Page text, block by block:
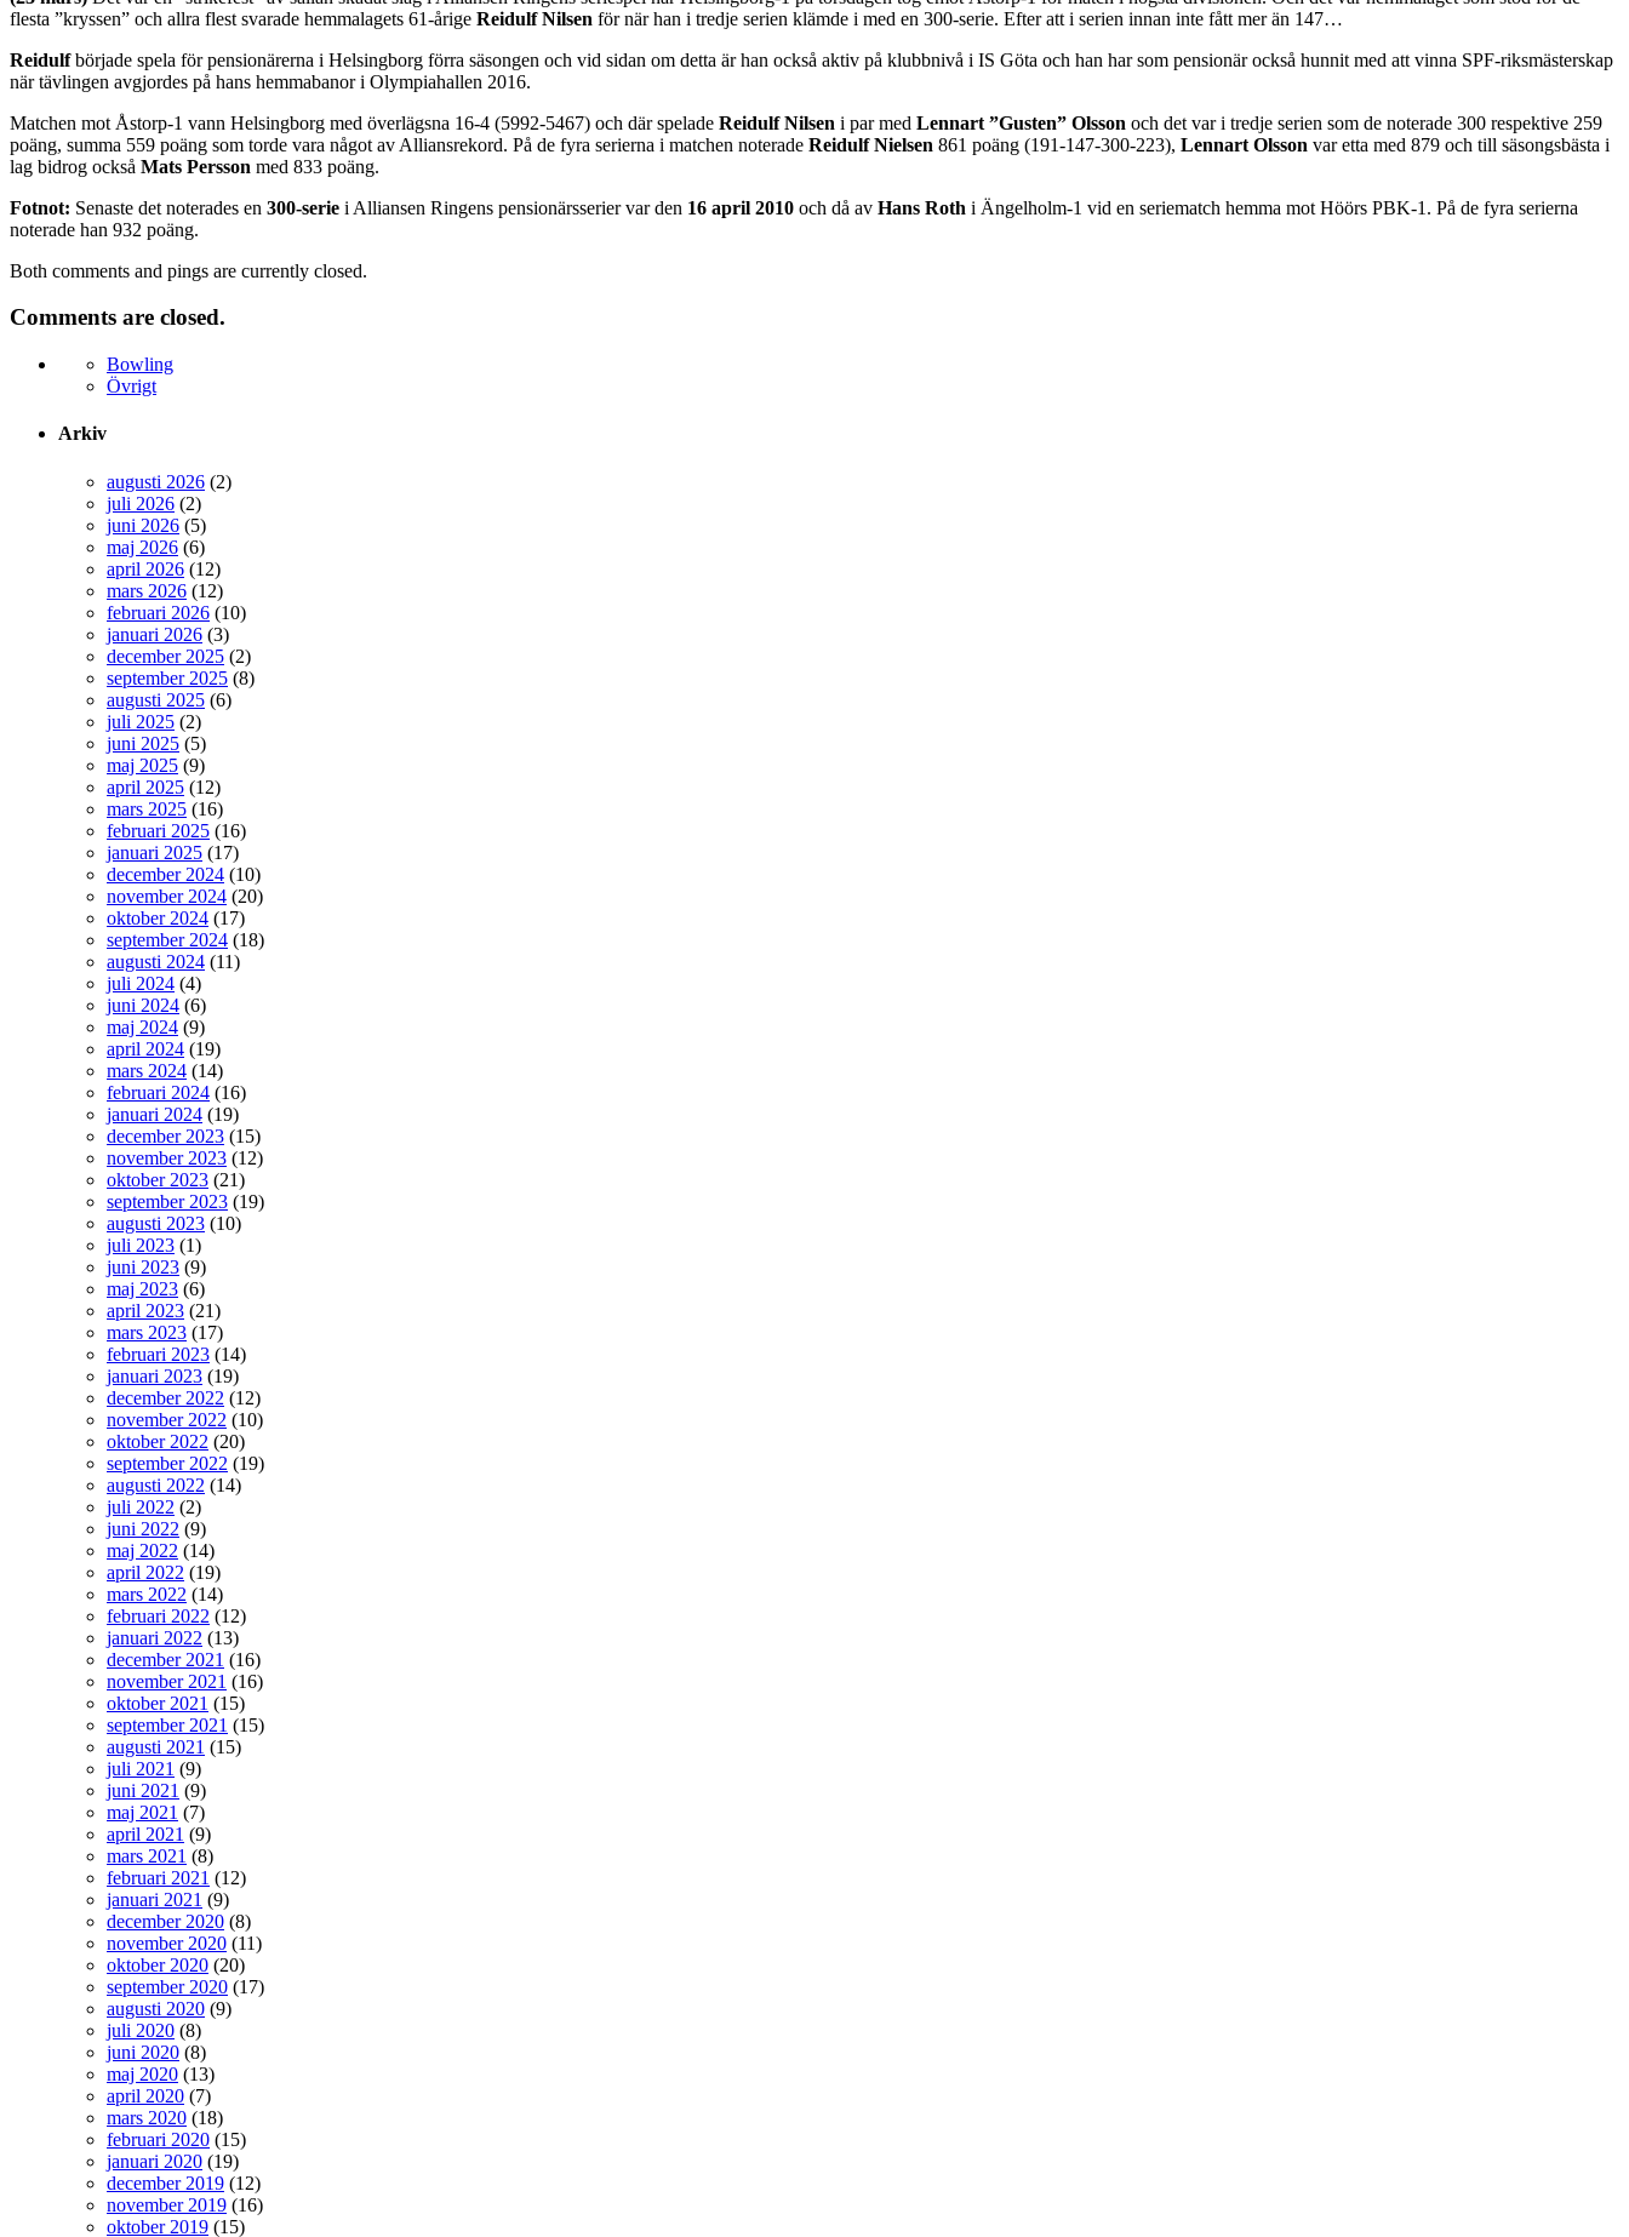
flesta ”kryssen” och allra flest svarade hemmalagets 61-årige Reidulf Nilsen för när han i tredje serien klämde i med en 300-serie. Efter att i serien innan inte fått mer än 147…
Reidulfbörjade spela för pensionärerna i Helsingborg förra säsongen och vid sidan om detta är han också aktiv på klubbnivå i IS Göta och han har som pensionär också hunnit med att vinna SPF-riksmästerskap
när tävlingen avgjordes på hans hemmabanor i Olympiahallen 2016.
Matchen mot Åstorp-1 vann Helsingborg med överlägsna 16-4 (5992-5467) och där spelade Reidulf Nilsen i par med Lennart ”Gusten” Olsson och det var i tredje serien som de noterade 300 respektive 259
poäng, summa 559 poäng som torde vara något av Alliansrekord. På de fyra serierna i matchen noterade Reidulf Nielsen 861 poäng (191-147-300-223), Lennart Olsson var etta med 879 och till säsongsbästa i
lag bidrog också Mats Persson med 833 poäng.
Fotnot: Senaste det noterades en 300-serie i Alliansen Ringens pensionärsserier var den 16 april 2010 och då av Hans Roth i Ängelholm-1 vid en seriematch hemma mot Höörs PBK-1. På de fyra serierna
noterade han 932 poäng.
Both comments and pings are currently closed.
Comments are closed.
Bowling
Övrigt
Arkiv
augusti 2026 (2)
juli 2026 (2)
juni 2026 (5)
maj 2026 (6)
april 2026 (12)
mars 2026 (12)
februari 2026 (10)
januari 2026 (3)
december 2025 (2)
september 2025 (8)
augusti 2025 (6)
juli 2025 (2)
juni 2025 (5)
maj 2025 (9)
april 2025 (12)
mars 2025 (16)
februari 2025 (16)
januari 2025 (17)
december 2024 (10)
november 2024 (20)
oktober 2024 (17)
september 2024 (18)
augusti 2024 (11)
juli 2024 (4)
juni 2024 (6)
maj 2024 (9)
april 2024 (19)
mars 2024 (14)
februari 2024 (16)
januari 2024 (19)
december 2023 (15)
november 2023 (12)
oktober 2023 (21)
september 2023 (19)
augusti 2023 (10)
juli 2023 (1)
juni 2023 (9)
maj 2023 (6)
april 2023 (21)
mars 2023 (17)
februari 2023 (14)
januari 2023 (19)
december 2022 (12)
november 2022 (10)
oktober 2022 (20)
september 2022 (19)
augusti 2022 (14)
juli 2022 (2)
juni 2022 (9)
maj 2022 (14)
april 2022 (19)
mars 2022 (14)
februari 2022 (12)
januari 2022 (13)
december 2021 (16)
november 2021 (16)
oktober 2021 (15)
september 2021 (15)
augusti 2021 (15)
juli 2021 (9)
juni 2021 (9)
maj 2021 (7)
april 2021 (9)
mars 2021 (8)
februari 2021 (12)
januari 2021 (9)
december 2020 (8)
november 2020 (11)
oktober 2020 (20)
september 2020 (17)
augusti 2020 (9)
juli 2020 (8)
juni 2020 (8)
maj 2020 (13)
april 2020 (7)
mars 2020 (18)
februari 2020 (15)
januari 2020 (19)
december 2019 (12)
november 2019 (16)
oktober 2019 (15)